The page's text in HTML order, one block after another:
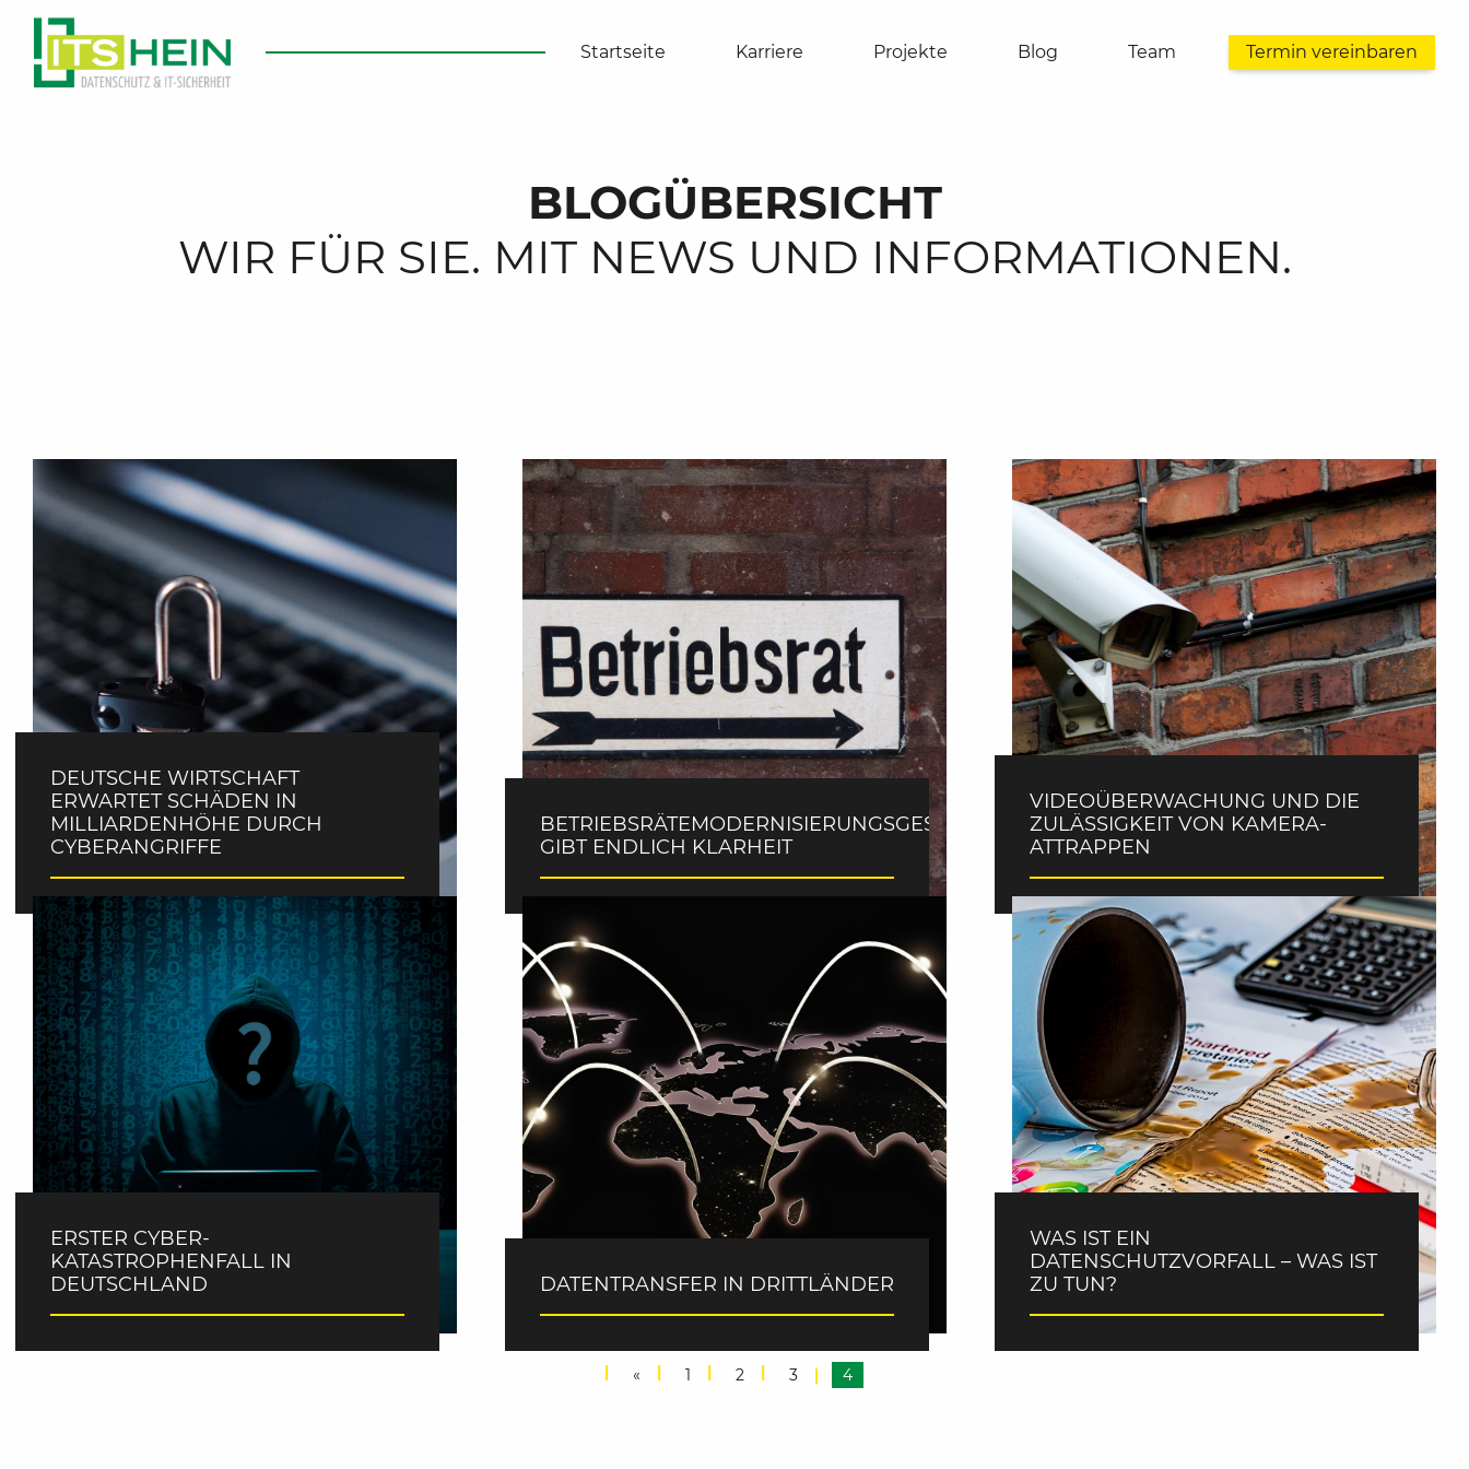
Startseite Karriere Projekte Blog Team Termin vereinbaren
BLOGÜBERSICHT
WIR FÜR SIE. MIT NEWS UND INFORMATIONEN.
DEUTSCHE WIRTSCHAFT
ERWARTET SCHÄDEN IN
MILLIARDENHÖHE DURCH
CYBERANGRIFFE
BETRIEBSRÄTEMODERNISIERUNGSGESETZ
GIBT ENDLICH KLARHEIT
VIDEOÜBERWACHUNG UND DIE
ZULÄSSIGKEIT VON KAMERA-
ATTRAPPEN
ERSTER CYBER-
KATASTROPHENFALL IN
DEUTSCHLAND
DATENTRANSFER IN DRITTLÄNDER
WAS IST EIN
DATENSCHUTZVORFALL – WAS IST
ZU TUN?
« 1 2 3 4